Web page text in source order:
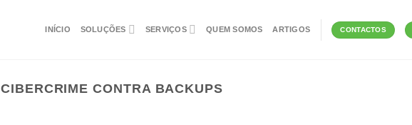
INÍCIO SOLUÇÕES SERVIÇOS QUEM SOMOS ARTIGOS CONTACTOS
CIBERCRIME CONTRA BACKUPS